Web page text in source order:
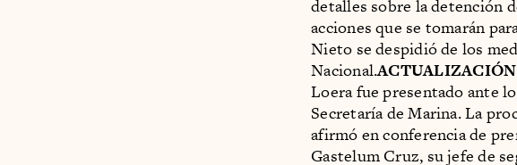
detalles sobre la detención
acciones que se tomarán
Nieto se despidió de los
Nacional.ACTUALIZACIÓN
Loera fue presentado ante
Secretaría de Marina. La
afirmó en conferencia de
Gastelum Cruz, su jefe de